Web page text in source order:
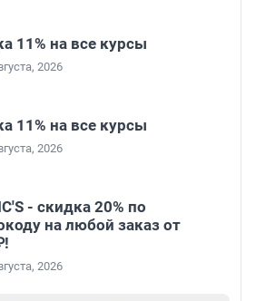
11% на все курсы
2026
11% на все курсы
2026
- скидка 20% по
на любой заказ от
2026